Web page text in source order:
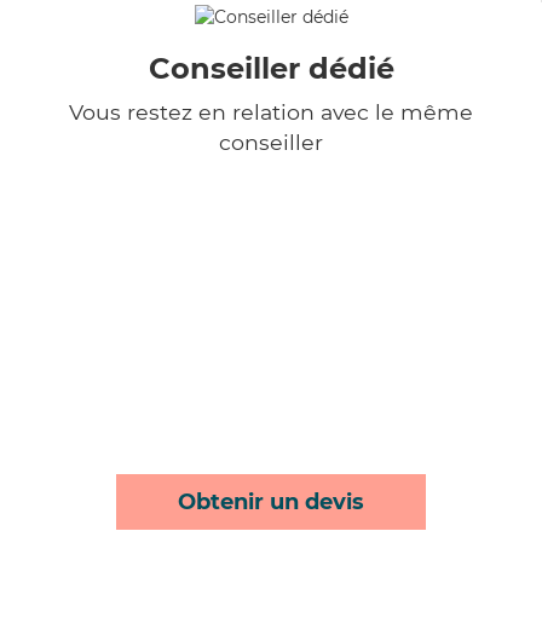
Conseiller dédié
Vous restez en relation avec le même
conseiller
Obtenir un devis